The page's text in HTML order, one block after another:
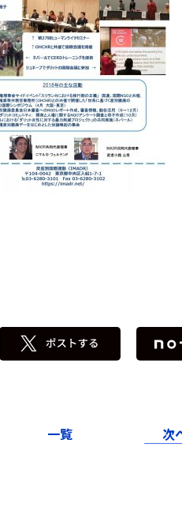
一覧 次